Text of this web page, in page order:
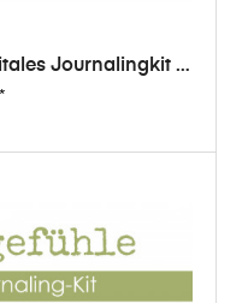
Journalingkit -